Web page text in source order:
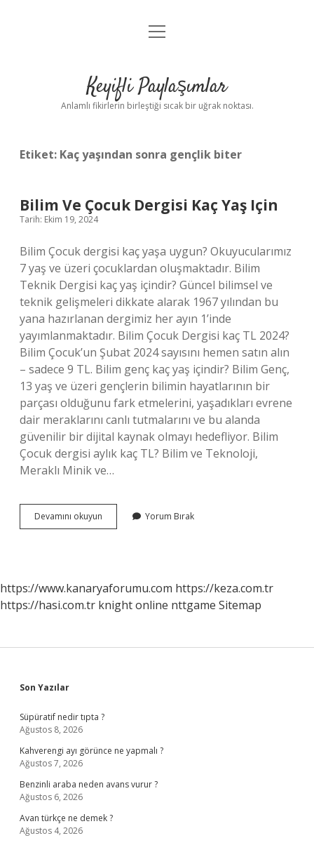
Anasayfa
Yasal Uyarı
menüyü
Keyifli Paylaşımlar
Anlamlı fikirlerin birleştiği sıcak bir uğrak noktası.
Etiket: Kaç yaşından sonra gençlik biter
Bilim Ve Çocuk Dergisi Kaç Yaş Için
Tarih: Ekim 19, 2024
Bilim Çocuk dergisi kaç yaşa uygun? Okuyucularımız
7 yaş ve üzeri çocuklardan oluşmaktadır. Bilim
Teknik Dergisi kaç yaş içindir? Güncel bilimsel ve
teknik gelişmeleri dikkate alarak 1967 yılından bu
yana hazırlanan dergimiz her ayın 1’inde
yayımlanmaktadır. Bilim Çocuk Dergisi kaç TL 2024?
Bilim Çocuk’un Şubat 2024 sayısını hemen satın alın
– sadece 9 TL. Bilim genç kaç yaş içindir? Bilim Genç,
13 yaş ve üzeri gençlerin bilimin hayatlarının bir
parçası olduğunu fark etmelerini, yaşadıkları evrene
dair meraklarını canlı tutmalarını ve bu alanda
güvenilir bir dijital kaynak olmayı hedefliyor. Bilim
Çocuk dergisi aylık kaç TL? Bilim ve Teknoloji,
Meraklı Minik ve…
Devamını okuyun
Ve
Için
Yorum Bırak
https://www.kanaryaforumu.com https://keza.com.tr
https://hasi.com.tr knight online nttgame Sitemap
Sidebar
Son Yazılar
Süpüratif nedir tıpta ?
Ağustos 8, 2026
Kahverengi ayı görünce ne yapmalı ?
Ağustos 7, 2026
Benzinli araba neden avans vurur ?
Ağustos 6, 2026
Avan türkçe ne demek ?
Ağustos 4, 2026